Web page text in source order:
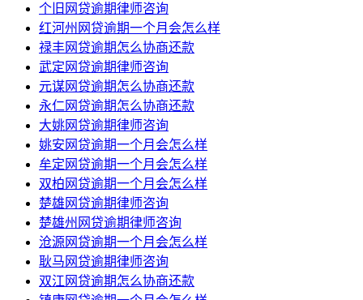
个旧网贷逾期律师咨询
红河州网贷逾期一个月会怎么样
禄丰网贷逾期怎么协商还款
武定网贷逾期律师咨询
元谋网贷逾期怎么协商还款
永仁网贷逾期怎么协商还款
大姚网贷逾期律师咨询
姚安网贷逾期一个月会怎么样
牟定网贷逾期一个月会怎么样
双柏网贷逾期一个月会怎么样
楚雄网贷逾期律师咨询
楚雄州网贷逾期律师咨询
沧源网贷逾期一个月会怎么样
耿马网贷逾期律师咨询
双江网贷逾期怎么协商还款